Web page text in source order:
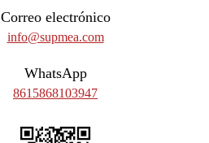
Correo electrónico
info@supmea.com
WhatsApp
8615868103947